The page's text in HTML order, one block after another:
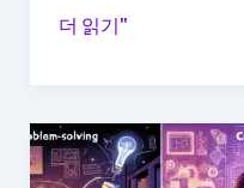
느
끼
해
몽
꿈
회
를
더 읽기"